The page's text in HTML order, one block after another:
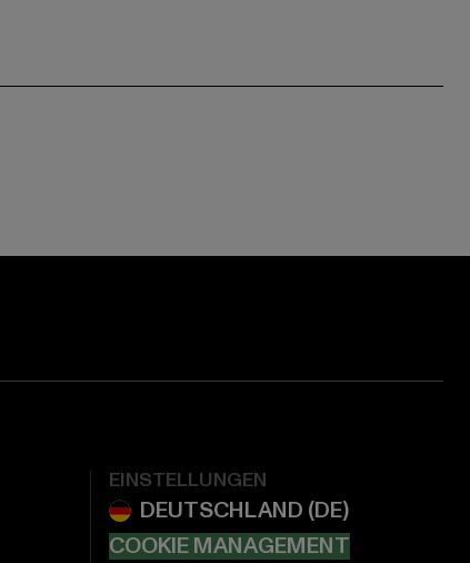
EINSTELLUNGEN
COOKIE MANAGEMENT